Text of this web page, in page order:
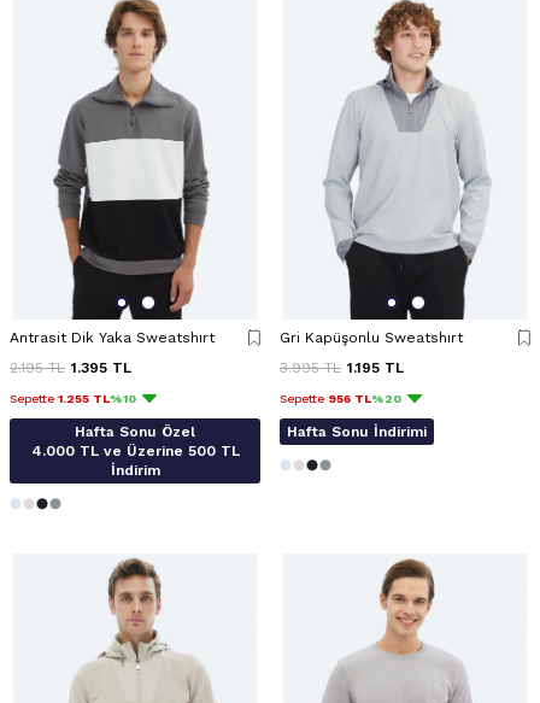
Antrasit Dik Yaka Sweatshırt
2.195TL 1.395 TL
Sepette 1.255 TL%10
Hafta Sonu Özel
4.000 TL ve Üzerine 500 TL
İndirim
Gri Kapüşonlu Sweatshırt
3.995TL 1.195 TL
Sepette 956 TL%20
Hafta Sonu İndirimi